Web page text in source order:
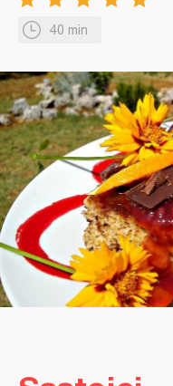
40 min